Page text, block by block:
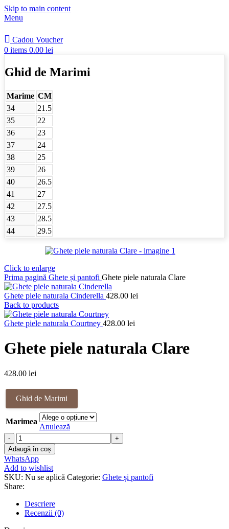
Skip to main content
Menu
Cadou Voucher
0 items 0.00 lei
Ghid de Marimi
Marime CM
34
21.5
35
22
36
23
37
24
38
25
39
26
40
26.5
41
27
42
27.5
43
28.5
44
29.5
Click to enlarge
Prima pagină Ghete și pantofi Ghete piele naturala Clare
Ghete piele naturala Cinderella 428.00 lei
Back to products
Ghete piele naturala Courtney 428.00 lei
Ghete piele naturala Clare
428.00 lei
Ghid de Marimi
Marimea
Anulează
Cantitate
Ghete
piele
naturala
Clare
Adaugă în coș
WhatsApp
Add to wishlist
SKU: Nu se aplică Categorie: Ghete și pantofi
Share:
Descriere
Recenzii (0)